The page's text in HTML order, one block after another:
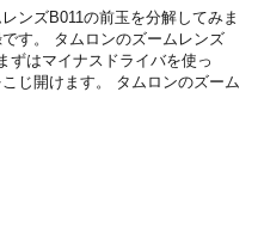
ンズB011の前玉を分解してみま
す。 タムロンのズームレンズ
ずはマイナスドライバを使っ
じ開けます。 タムロンのズーム